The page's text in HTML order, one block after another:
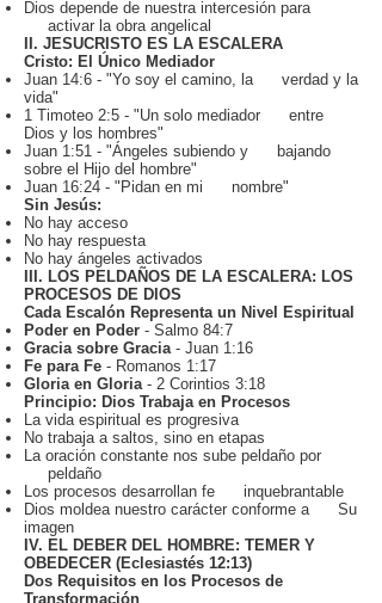
Dios depende de nuestra intercesión para
activar la obra angelical
II. JESUCRISTO ES LA ESCALERA
Cristo: El Único Mediador
Juan 14:6 - "Yo soy el camino, la verdad y la
vida"
1 Timoteo 2:5 - "Un solo mediador entre
Dios y los hombres"
Juan 1:51 - "Ángeles subiendo y bajando
sobre el Hijo del hombre"
Juan 16:24 - "Pidan en mi nombre"
Sin Jesús:
No hay acceso
No hay respuesta
No hay ángeles activados
III. LOS PELDAÑOS DE LA ESCALERA: LOS
PROCESOS DE DIOS
Cada Escalón Representa un Nivel Espiritual
Poder en Poder - Salmo 84:7
Gracia sobre Gracia- Juan 1:16
Fe para Fe - Romanos 1:17
Gloria en Gloria- 2 Corintios 3:18
Principio: Dios Trabaja en Procesos
La vida espiritual es progresiva
No trabaja a saltos, sino en etapas
La oración constante nos sube peldaño por
peldaño
Los procesos desarrollan fe inquebrantable
Dios moldea nuestro carácter conforme a Su
imagen
IV. EL DEBER DEL HOMBRE: TEMER Y
OBEDECER (Eclesiastés 12:13)
Dos Requisitos en los Procesos de
Transformación